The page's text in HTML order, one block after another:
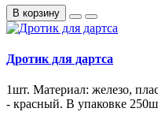
В корзину
Дротик для дартса
1шт. Материал: железо,
- красный. В упаковке